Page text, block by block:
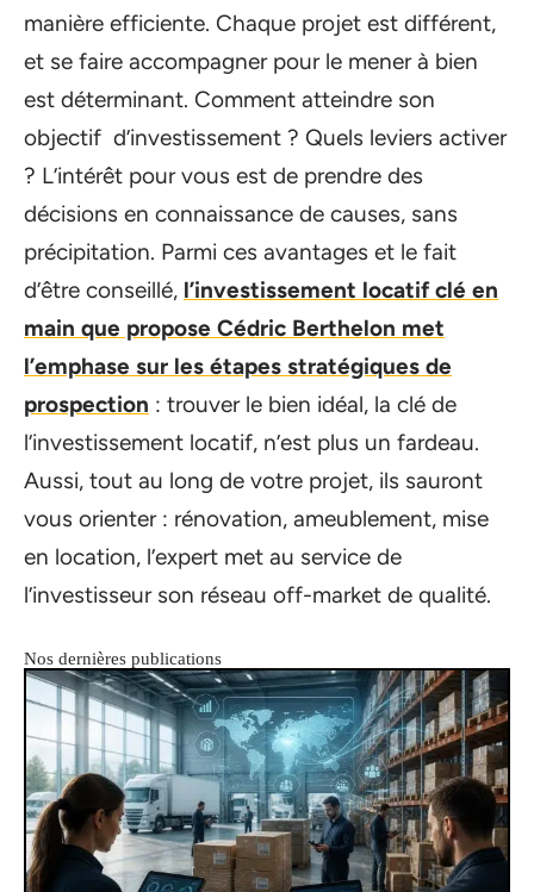
manière efficiente. Chaque projet est différent,
et se faire accompagner pour le mener à bien
est déterminant. Comment atteindre son
objectif d’investissement ? Quels leviers activer
? L’intérêt pour vous est de prendre des
décisions en connaissance de causes, sans
précipitation. Parmi ces avantages et le fait
d’être conseillé, l’investissement locatif clé en
main que propose Cédric Berthelon met
l’emphase sur les étapes stratégiques de
prospection : trouver le bien idéal, la clé de
l’investissement locatif, n’est plus un fardeau.
Aussi, tout au long de votre projet, ils sauront
vous orienter : rénovation, ameublement, mise
en location, l’expert met au service de
l’investisseur son réseau off-market de qualité.
Nos dernières publications